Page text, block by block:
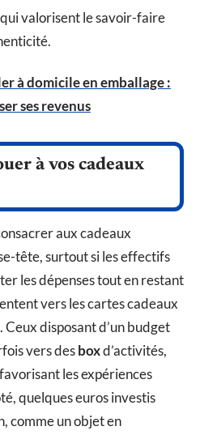
valorisent le savoir-faire
à domicile en emballage :
ses revenus
à vos cadeaux
aux cadeaux
tête, surtout si les effectifs
les dépenses tout en restant
vers les cartes cadeaux
disposant d’un budget
vers desboxd’activités,
les expériences
quelques euros investis
comme un objet en